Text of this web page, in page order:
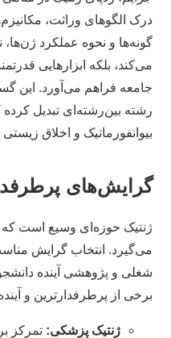
درک الگوهای وراثت،
گونه‌ها و نحوه عملکرد ژن‌ها،
می‌کند، بلکه ابزارهایی
جامعه فراهم می‌آورد. این
رشته بین‌رشته‌ای تبدیل
بیوانفورماتیک و اخلاق
گرایش‌های
ژنتیک حوزه‌ای وسیع است که
می‌گیرد. انتخاب گرایش
شغلی و پژوهشی آینده
برخی از پرطرفدارترین و
ژنتیک پزشکی: تمرکز